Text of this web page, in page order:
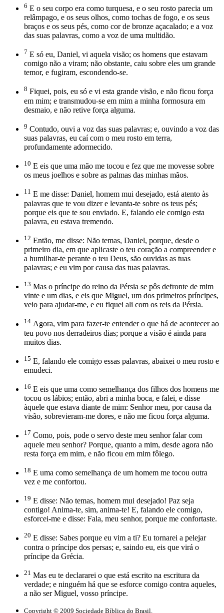
6 E o seu corpo era como turquesa, e o seu rosto parecia um
relâmpago, e os seus olhos, como tochas de fogo, e os seus
braços e os seus pés, como cor de bronze açacalado; e a voz
das suas palavras, como a voz de uma multidão.
7 E só eu, Daniel, vi aquela visão; os homens que estavam
comigo não a viram; não obstante, caiu sobre eles um grande
temor, e fugiram, escondendo-se.
8 Fiquei, pois, eu só e vi esta grande visão, e não ficou força
em mim; e transmudou-se em mim a minha formosura em
desmaio, e não retive força alguma.
9 Contudo, ouvi a voz das suas palavras; e, ouvindo a voz das
suas palavras, eu caí com o meu rosto em terra,
profundamente adormecido.
10 E eis que uma mão me tocou e fez que me movesse sobre
os meus joelhos e sobre as palmas das minhas mãos.
11 E me disse: Daniel, homem mui desejado, está atento às
palavras que te vou dizer e levanta-te sobre os teus pés;
porque eis que te sou enviado. E, falando ele comigo esta
palavra, eu estava tremendo.
12 Então, me disse: Não temas, Daniel, porque, desde o
primeiro dia, em que aplicaste o teu coração a compreender e
a humilhar-te perante o teu Deus, são ouvidas as tuas
palavras; e eu vim por causa das tuas palavras.
13 Mas o príncipe do reino da Pérsia se pôs defronte de mim
vinte e um dias, e eis que Miguel, um dos primeiros príncipes,
veio para ajudar-me, e eu fiquei ali com os reis da Pérsia.
14 Agora, vim para fazer-te entender o que há de acontecer ao
teu povo nos derradeiros dias; porque a visão é ainda para
muitos dias.
15 E, falando ele comigo essas palavras, abaixei o meu rosto e
emudeci.
16 E eis que uma como semelhança dos filhos dos homens me
tocou os lábios; então, abri a minha boca, e falei, e disse
àquele que estava diante de mim: Senhor meu, por causa da
visão, sobrevieram-me dores, e não me ficou força alguma.
17 Como, pois, pode o servo deste meu senhor falar com
aquele meu senhor? Porque, quanto a mim, desde agora não
resta força em mim, e não ficou em mim fôlego.
18 E uma como semelhança de um homem me tocou outra
vez e me confortou.
19 E disse: Não temas, homem mui desejado! Paz seja
contigo! Anima-te, sim, anima-te! E, falando ele comigo,
esforcei-me e disse: Fala, meu senhor, porque me confortaste.
20 E disse: Sabes porque eu vim a ti? Eu tornarei a pelejar
contra o príncipe dos persas; e, saindo eu, eis que virá o
príncipe da Grécia.
21 Mas eu te declararei o que está escrito na escritura da
verdade; e ninguém há que se esforce comigo contra aqueles,
a não ser Miguel, vosso príncipe.
Copyright © 2009 Sociedade Bíblica do Brasil.